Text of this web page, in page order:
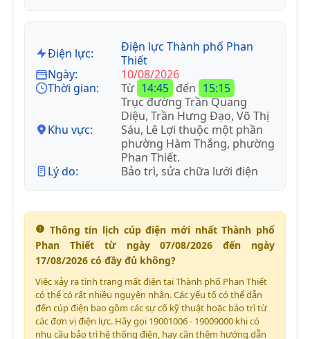
Điện lực:
Điện lực Thành phố Phan
Thiết
Ngày:
10/08/2026
Thời gian:
Từ 14:45 đến 15:15
Khu vực:
Trục đường Trần Quang
Diệu, Trần Hưng Đạo, Võ Thị
Sáu, Lê Lợi thuộc một phần
phường Hàm Thắng, phường
Phan Thiết.
Lý do:
Bảo trì, sửa chữa lưới điện
Thông tin lịch cúp điện mới nhất Thành phố
Phan Thiết từ ngày 07/08/2026 đến ngày
17/08/2026 có đầy đủ không?
Việc xảy ra tình trạng mất điện tại Thành phố Phan Thiết
có thể có rất nhiều nguyên nhân. Các yếu tố có thể dẫn
đến cúp điện bao gồm các sự cố kỹ thuật hoặc bảo trì từ
các đơn vị điện lực. Hãy gọi 19001006 - 19009000 khi có
nhu cầu bảo trì hệ thống điện, hay cần thêm hướng dẫn